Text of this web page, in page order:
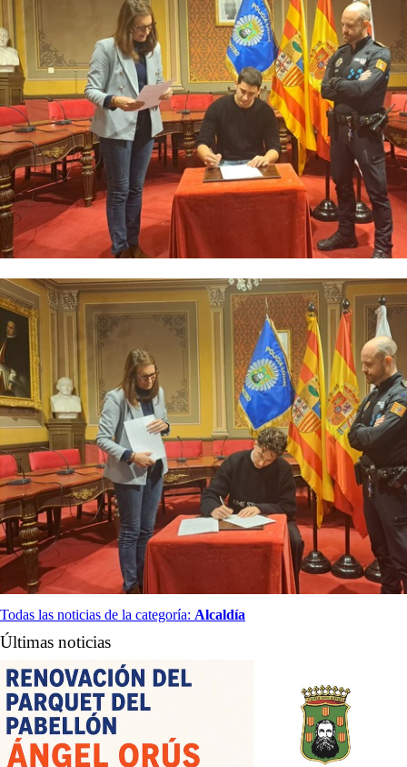
Todas las noticias de la categoría: Alcaldía
Últimas noticias